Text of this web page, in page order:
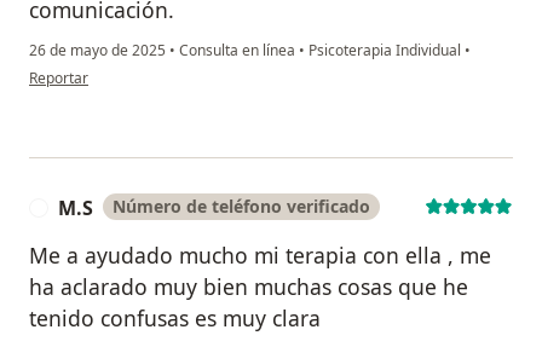
comunicación.
26 de mayo de 2025 • Consulta en línea • Psicoterapia Individual •
en opinión del usuario Briana Alvarez
Reportar
M.S Número de teléfono verificado
Me a ayudado mucho mi terapia con ella , me
ha aclarado muy bien muchas cosas que he
tenido confusas es muy clara